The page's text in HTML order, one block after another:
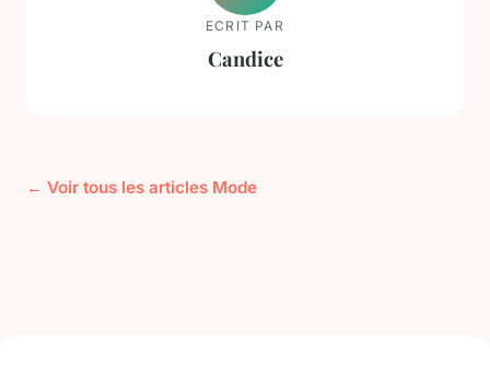
ECRIT PAR
Candice
← Voir tous les articles Mode